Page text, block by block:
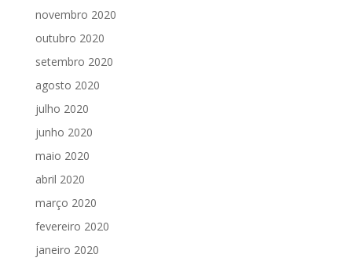
novembro 2020
outubro 2020
setembro 2020
agosto 2020
julho 2020
junho 2020
maio 2020
abril 2020
março 2020
fevereiro 2020
janeiro 2020